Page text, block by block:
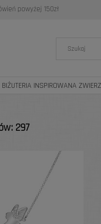
powyżej 150zł
BIŻUTERIA INSPIROWANA
297